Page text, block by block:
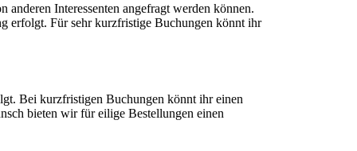
anderen Interessenten angefragt werden können.
erfolgt. Für sehr kurzfristige Buchungen könnt ihr
Bei kurzfristigen Buchungen könnt ihr einen
bieten wir für eilige Bestellungen einen